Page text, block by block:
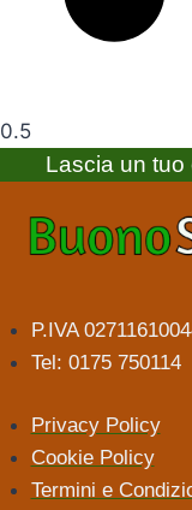
Lascia un tuo
P.IVA
Tel: 0175 750114
Privacy Policy
Cookie Policy
Termini e